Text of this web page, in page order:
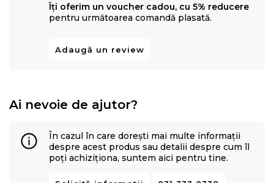
Îți oferim un voucher cadou, cu 5% reducere
pentru următoarea comandă plasată.
Adaugă un review
Ai nevoie de ajutor?
În cazul în care dorești mai multe informații
despre acest produs sau detalii despre cum îl
poți achiziționa, suntem aici pentru tine.